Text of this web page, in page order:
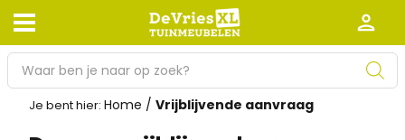
Afhalen en bezorgen Retourneren
r
Je bent hier:Home /Vrijblijvende aanvraag